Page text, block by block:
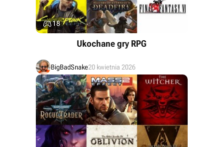
18
Ukochane gry RPG
BigBadSnake20 kwietnia 2026